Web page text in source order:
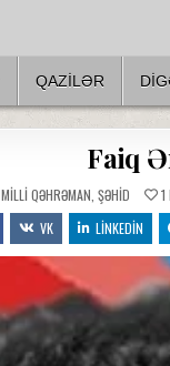
QAZILƏR
Faiq
POSTED
IN
MILLI QƏHRƏMAN ,ŞƏHID 1
VK LINKEDIN